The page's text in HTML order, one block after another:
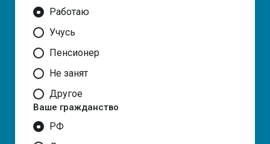
Работаю
Учусь
Пенсионер
Не занят
Другое
Ваше гражданство
РФ